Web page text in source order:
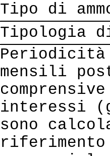
Tipo di
Tipologia
mensili
interessi
sono